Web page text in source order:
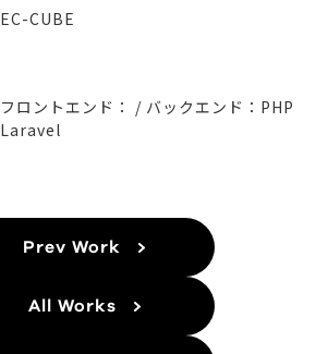
EC-CUBE
フロントエンド： / バックエンド：PHP
Laravel
Prev Work
All Works